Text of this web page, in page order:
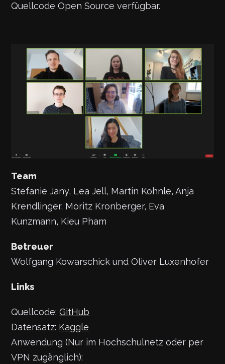
Quellcode Open Source verfügbar.
Team
Stefanie Jany, Lea Jell, Martin Kohnle, Anja
Krendlinger, Moritz Kronberger, Eva
Kunzmann, Kieu Pham
Betreuer
Wolfgang Kowarschick und Oliver Luxenhofer
Links
Quellcode:GitHub
Datensatz: Kaggle
Anwendung (Nur im Hochschulnetz oder per
VPN zugänglich):